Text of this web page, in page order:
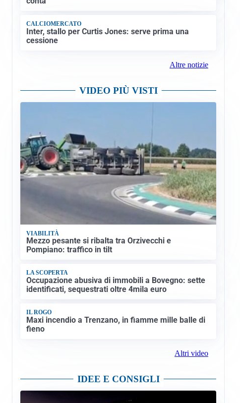
CALCIOMERCATO
Inter, stallo per Curtis Jones: serve prima una
cessione
Altre notizie
VIDEO PIÙ VISTI
VIABILITÀ
Mezzo pesante si ribalta tra Orzivecchi e
Pompiano: traffico in tilt
LA SCOPERTA
Occupazione abusiva di immobili a Bovegno: sette
identificati, sequestrati oltre 4mila euro
IL ROGO
Maxi incendio a Trenzano, in fiamme mille balle di
fieno
Altri video
IDEE E CONSIGLI